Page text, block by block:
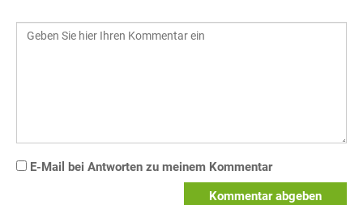
E-Mail bei Antworten zu meinem Kommentar
Kommentar abgeben